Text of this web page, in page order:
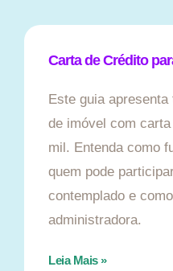
Carta de Crédito
Este guia
de imóvel com
mil. Entenda como
quem pode
contemplado e
administradora.
Leia Mais »